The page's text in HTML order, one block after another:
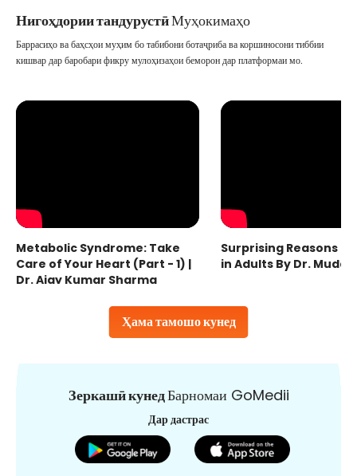
Нигоҳдории тандурустӣМуҳокимаҳо
Ҳама тамошо кунед
Баррасиҳо ва баҳсҳои муҳим бо табибони ботаҷриба ва коршиносони тиббии
кишвар дар баробари фикру мулоҳизаҳои беморон дар платформаи мо.
Metabolic Syndrome: Take
Care of Your Heart (Part - 1) |
Dr. Ajay Kumar Sharma
Surprising Reasons
in Adults By Dr.
Зеркашӣ кунедБарномаи GoMedii
Дар дастрас